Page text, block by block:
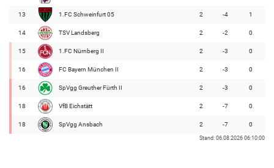
13 1.FC Schweinfurt 05 2 -4 1
14 TSV Landsberg 2 -2 0
15 1.FC Nürnberg II 2 -3 0
16 FC Bayern München II 2 -3 0
16 SpVgg Greuther Fürth II 2 -3 0
18 VfB Eichstätt 2 -7 0
18 SpVgg Ansbach 2 -7 0
Stand: 06.08.2026 06:10:00